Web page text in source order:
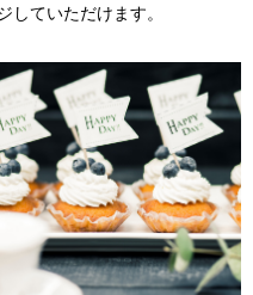
していただけます。